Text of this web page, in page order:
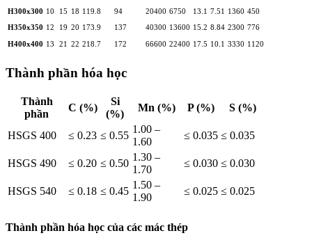
H300x300 10 15 18 119.8 94 20400 6750 13.1 7.51 1360 450
H350x350 12 19 20 173.9 137 40300 13600 15.2 8.84 2300 776
H400x400 13 21 22 218.7 172 66600 22400 17.5 10.1 3330 1120
Thành phần hóa học
Thành
phần
C (%)
Si
(%)
Mn (%) P (%) S (%)
HSGS 400 ≤ 0.23 ≤ 0.55
1.00 –
1.60
≤ 0.035 ≤ 0.035
HSGS 490 ≤ 0.20 ≤ 0.50
1.30 –
1.70
≤ 0.030 ≤ 0.030
HSGS 540 ≤ 0.18 ≤ 0.45
1.50 –
1.90
≤ 0.025 ≤ 0.025
Thành phần hóa học của các mác thép